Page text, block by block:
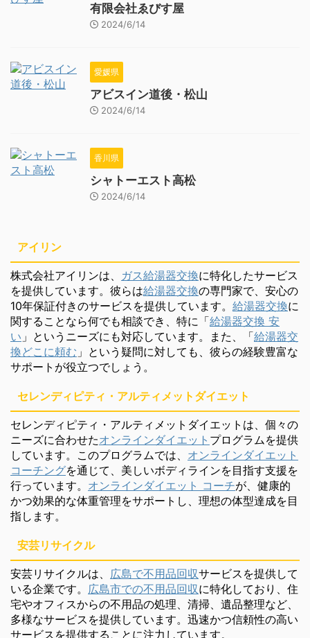
有限会社ゑびす屋
2024/6/14
愛媛県
アビスイン道後・松山
2024/6/14
香川県
シャトーエスト高松
2024/6/14
アイリン
株式会社アイリンは、 ガス給湯器交換に特化したサービス
を提供しています。彼らは給湯器交換の専門家で、安心の
10年保証付きのサービスを提供しています。 給湯器交換に
関することなら何でも相談でき、特に「給湯器交換 安
い 」というニーズにも対応しています。また、「給湯器交
換どこに頼む 」という疑問に対しても、彼らの経験豊富な
サポートが役立つでしょう。
セレンディピティ・アルティメットダイエット
セレンディピティ・アルティメットダイエットは、個々の
ニーズに合わせたオンラインダイエット プログラムを提供
しています。このプログラムでは、 オンラインダイエット
コーチングを通じて、美しいボディラインを目指す支援を
行っています。 オンラインダイエット コーチが、健康的
かつ効果的な体重管理をサポートし、理想の体型達成を目
指します。
安芸リサイクル
安芸リサイクルは、 広島で不用品回収サービスを提供して
いる企業です。 広島市での不用品回収に特化しており、住
宅やオフィスからの不用品の処理、清掃、遺品整理など、
多様なサービスを提供しています。迅速かつ信頼性の高い
サービスを提供することに注力しています。